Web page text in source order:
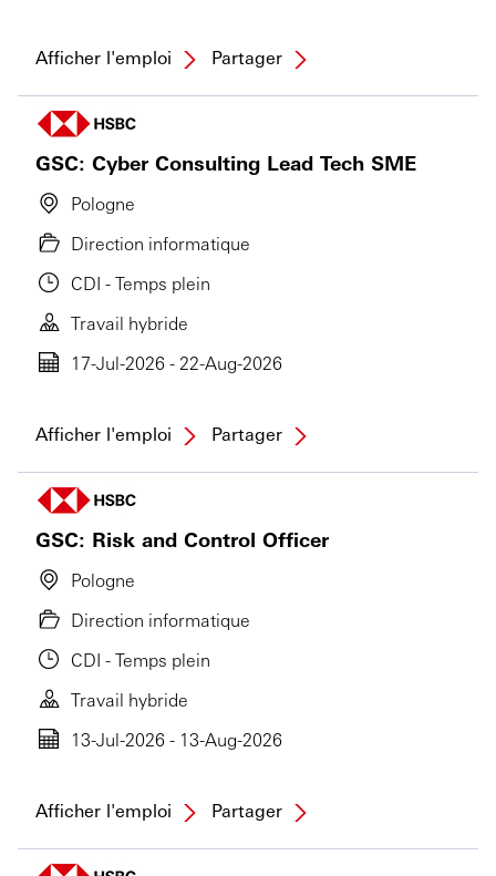
Afficher l'emploi Partager
GSC: Cyber Consulting Lead Tech SME
Pologne
Direction informatique
CDI - Temps plein
Travail hybride
17-Jul-2026 - 22-Aug-2026
Afficher l'emploi Partager
GSC: Risk and Control Officer
Pologne
Direction informatique
CDI - Temps plein
Travail hybride
13-Jul-2026 - 13-Aug-2026
Afficher l'emploi Partager